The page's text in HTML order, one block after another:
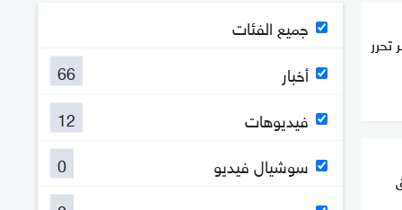
تحرر
جميع الفئات
أخبار
66
فيديوهات
12
سوشيال فيديو
0